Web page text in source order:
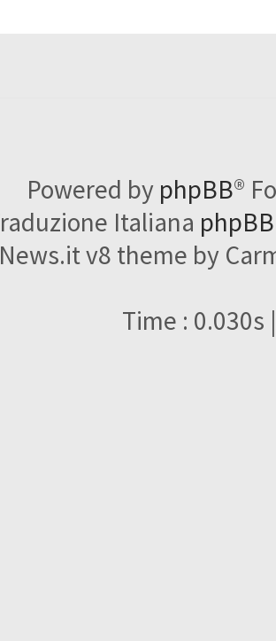
Powered by phpBB®
Italiana
v8 theme by
Time : 0.030s